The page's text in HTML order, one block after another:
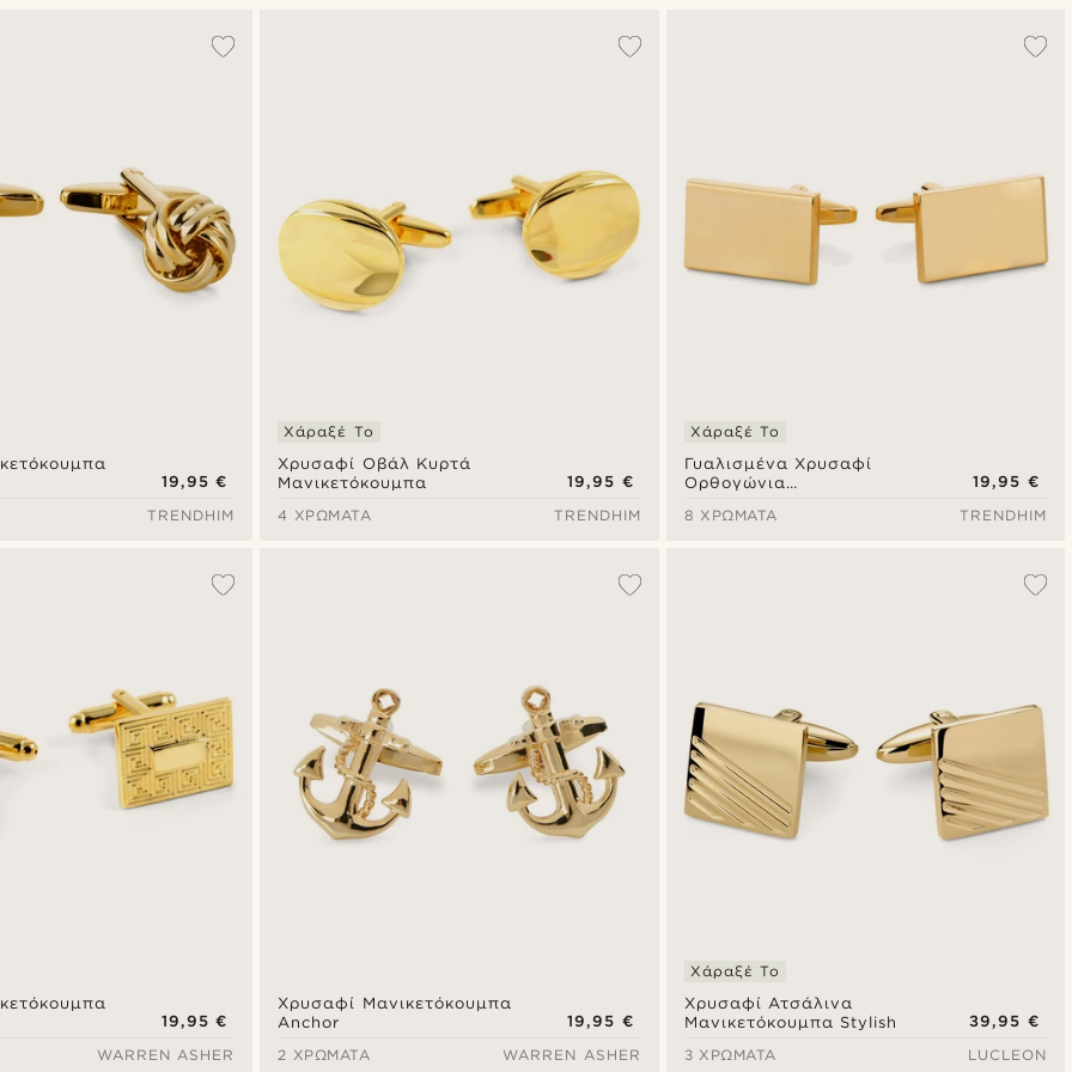
19,95 €
TRENDHIM
Χρυσαφί Οβάλ Κυρτά
Μανικετόκουμπα
Χάραξέ Το
19,95 €
4 ΧΡΏΜΑΤΑ
TRENDHIM
Γυαλισμένα Χρυσαφί
Ορθογώνια
Χάραξέ Το
19,95 €
8 ΧΡΏΜΑΤΑ
TRENDHIM
19,95 €
WARREN ASHER
Χρυσαφί Μανικετόκουμπα
Anchor
19,95 €
2 ΧΡΏΜΑΤΑ
WARREN ASHER
Χρυσαφί Ατσάλινα
Μανικετόκουμπα Stylish
Χάραξέ Το
39,95 €
3 ΧΡΏΜΑΤΑ
LUCLEON